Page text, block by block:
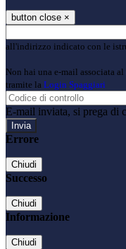
button close ×
all'indirizzo indicato con le
Non hai una e-mail associata
tramite la Login Spaggiari
E-mail inviata, si prega di
Errore
Chiudi
Successo
Chiudi
Informazione
Chiudi